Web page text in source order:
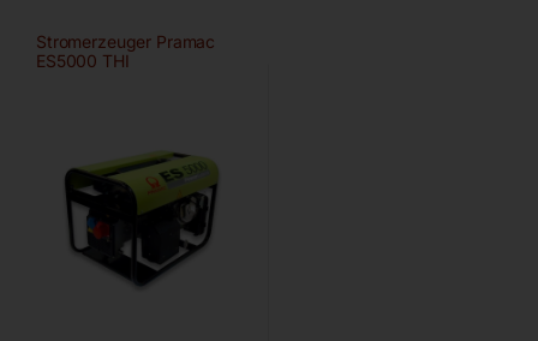
Stromerzeuger Pramac
ES5000 THI